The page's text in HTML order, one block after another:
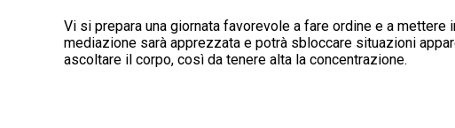
Vi si prepara una giornata favorevole a fare ordine e a
mediazione sarà apprezzata e potrà sbloccare situazioni
ascoltare il corpo, così da tenere alta la concentrazione.